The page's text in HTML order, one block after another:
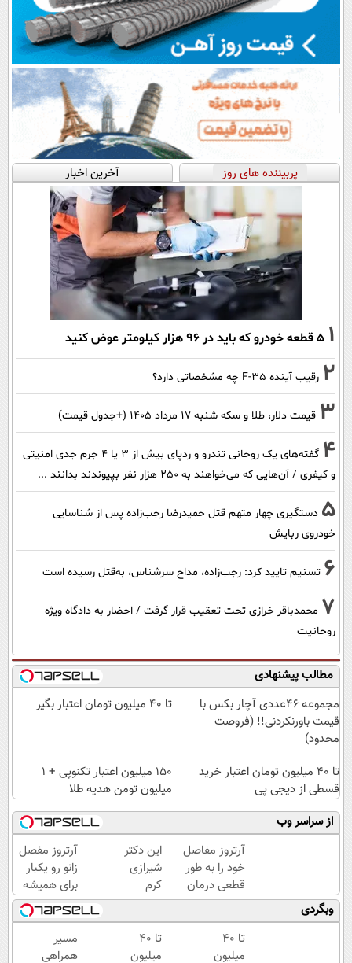
پربیننده های روز آخرین اخبار
1 ۵ قطعه خودرو که باید در ۹۶ هزار کیلومتر عوض کنید
2 رقیب آینده F-35 چه مشخصاتی دارد؟
3 قیمت دلار، طلا و سکه شنبه ۱۷ مرداد ۱۴۰۵ (+جدول قیمت)
4
گفته‌های یک روحانی تندرو و ردپای بیش از ۳ یا ۴ جرم جدی امنیتی
و کیفری / آن‌هایی که می‌خواهند به ۲۵۰ هزار نفر بپیوندند بدانند ...
5 دستگیری چهار متهم قتل حمیدرضا رجب‌زاده پس از شناسایی
خودروی ربایش
6 تسنیم تایید کرد: رجب‌زاده، مداح سرشناس، به‌قتل رسیده است
7 محمدباقر خرازی تحت تعقیب قرار گرفت / احضار به دادگاه ویژه
روحانیت
مطالب پیشنهادی
مجموعه ۴۶عددی آچار بکس با
قیمت باورنکردنی!! (فروصت
محدود)
تا ۴۰ میلیون تومان اعتبار بگیر
تا ۴۰ میلیون تومان اعتبار خرید
قسطی از دیجی پی
150 میلیون اعتبار تکنوپی + 1
میلیون تومن هدیه طلا
از سراسر وب
آرتروز مفاصل
خود را به طور
قطعی درمان
کنید!
◂پرسش‌نامه▸
این دکتر
شیرازی
کرم
ترمیم
زخم
ایرانی را
ساخت!!!
آرتروز مفصل
زانو رو یکبار
برای همیشه
درمان کن!
◗پرسش‌نامه◖
وبگردی
تا ۴۰
میلیون
تا 40
میلیون
مسیر
همراهی